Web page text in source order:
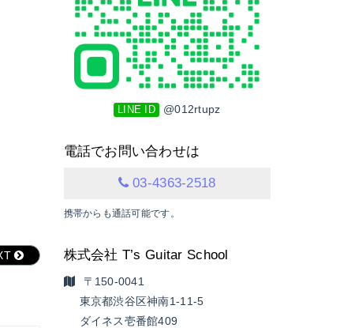
LINE ID @012rtupz
電話でお問い合わせは
03-4363-2518
携帯からも通話可能です。
株式会社 T’s Guitar School
〒150-0041
東京都渋谷区神南1-11-5
ダイネス壱番館409